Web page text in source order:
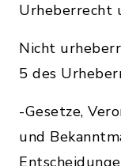
Urheberrecht
Nicht
5 des
-Gesetze,
und